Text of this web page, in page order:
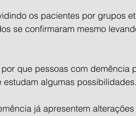
os pacientes por grupos
se confirmaram mesmo
que pessoas com demência
algumas
já apresentem